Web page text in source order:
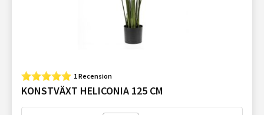
1 Recension
KONSTVÄXT HELICONIA 125 CM